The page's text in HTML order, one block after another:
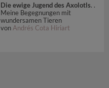
Die ewige Jugend des Axolotls. .
Meine Begegnungen mit
wundersamen Tieren
von Andrés Cota Hiriart